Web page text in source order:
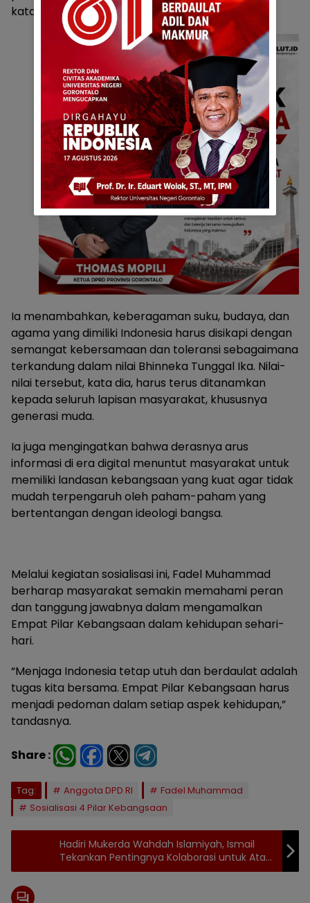
katanya.
Ia menambahkan, keberagaman suku, budaya, dan
agama yang dimiliki Indonesia harus disikapi dengan
semangat kebersamaan dan toleransi sebagaimana
terkandung dalam nilai Bhinneka Tunggal Ika. Nilai-
nilai tersebut, kata dia, harus terus ditanamkan
kepada seluruh lapisan masyarakat, khususnya
generasi muda.
Ia juga mengingatkan bahwa derasnya arus
informasi di era digital menuntut masyarakat untuk
memiliki landasan kebangsaan yang kuat agar tidak
mudah terpengaruh oleh paham-paham yang
bertentangan dengan ideologi bangsa.
Melalui kegiatan sosialisasi ini, Fadel Muhammad
berharap masyarakat semakin memahami peran
dan tanggung jawabnya dalam mengamalkan
Empat Pilar Kebangsaan dalam kehidupan sehari-
hari.
“Menjaga Indonesia tetap utuh dan berdaulat adalah
tugas kita bersama. Empat Pilar Kebangsaan harus
menjadi pedoman dalam setiap aspek kehidupan,”
tandasnya.
Share :
Tag: Anggota DPD RI
Fadel Muhammad
Sosialisasi 4 Pilar Kebangsaan
Hadiri Mukerda Wahdah Islamiyah, Ismail
Tekankan Pentingnya Kolaborasi untuk Atasi
Persoalan Sosial dan Ekonomi